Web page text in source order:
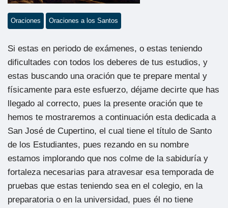
Oraciones Oraciones a los Santos
Si estas en periodo de exámenes, o estas teniendo
dificultades con todos los deberes de tus estudios, y
estas buscando una oración que te prepare mental y
físicamente para este esfuerzo, déjame decirte que has
llegado al correcto, pues la presente oración que te
hemos te mostraremos a continuación esta dedicada a
San José de Cupertino, el cual tiene el título de Santo
de los Estudiantes, pues rezando en su nombre
estamos implorando que nos colme de la sabiduría y
fortaleza necesarias para atravesar esa temporada de
pruebas que estas teniendo sea en el colegio, en la
preparatoria o en la universidad, pues él no tiene